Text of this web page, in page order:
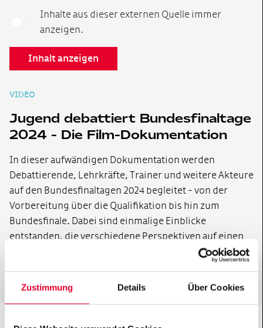
Zustimmung Details Über Cookies
Inhalte aus dieser externen Quelle immer
anzeigen.
Inhalt anzeigen
VIDEO
Jugend debattiert Bundesfinaltage
2024 - Die Film-Dokumentation
In dieser aufwändigen Dokumentation werden
Debattierende, Lehrkräfte, Trainer und weitere Akteure
auf den Bundesfinaltagen 2024 begleitet - von der
Vorbereitung über die Qualifikation bis hin zum
Bundesfinale. Dabei sind einmalige Einblicke
entstanden, die verschiedene Perspektiven auf einen
der größten bundesweiten Jugendwettbewerbe